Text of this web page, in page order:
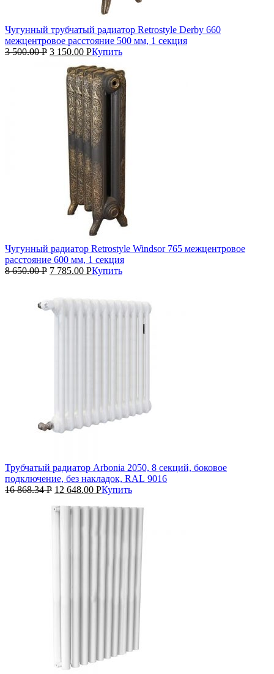
Чугунный трубчатый радиатор Retrostyle Derby 660
межцентровое расстояние 500 мм, 1 секция
3 500.00Р 3 150.00 РКупить
Чугунный радиатор Retrostyle Windsor 765 межцентровое
расстояние 600 мм, 1 секция
8 650.00Р 7 785.00 РКупить
Трубчатый радиатор Arbonia 2050, 8 секций, боковое
подключение, без накладок, RAL 9016
16 868.34Р 12 648.00 РКупить